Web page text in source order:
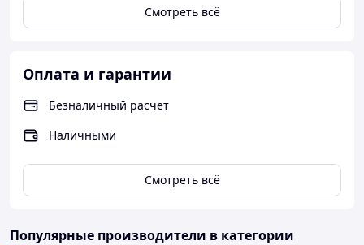
Смотреть всё
Оплата и гарантии
Безналичный расчет
Наличными
Смотреть всё
Популярные производители в категории